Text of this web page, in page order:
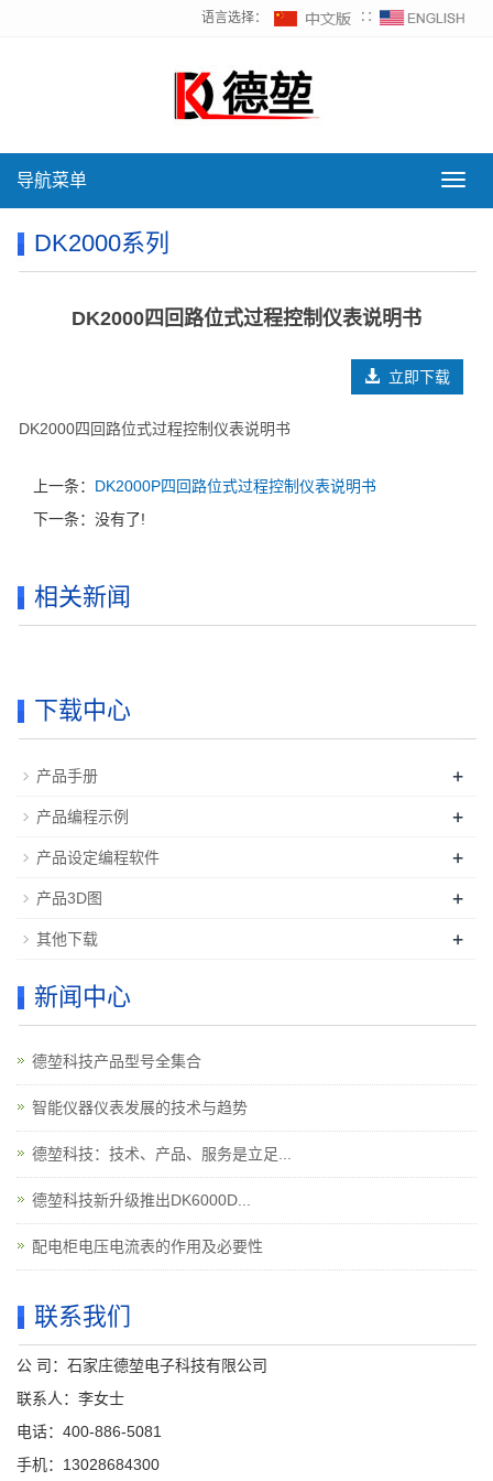
语言选择： ∷
导
导航菜单
DK2000系列
DK2000四回路位式过程控制仪表说明书
立即下载
DK2000四回路位式过程控制仪表说明书
上一条： DK2000P四回路位式过程控制仪表说明书
下一条：没有了!
相关新闻
下载中心
产品手册 +
产品编程示例 +
产品设定编程软件 +
产品3D图 +
其他下载 +
新闻中心
德堃科技产品型号全集合
智能仪器仪表发展的技术与趋势
德堃科技：技术、产品、服务是立足...
德堃科技新升级推出DK6000D...
配电柜电压电流表的作用及必要性
联系我们
公 司：石家庄德堃电子科技有限公司
联系人：李女士
电话：400-886-5081
手机：13028684300